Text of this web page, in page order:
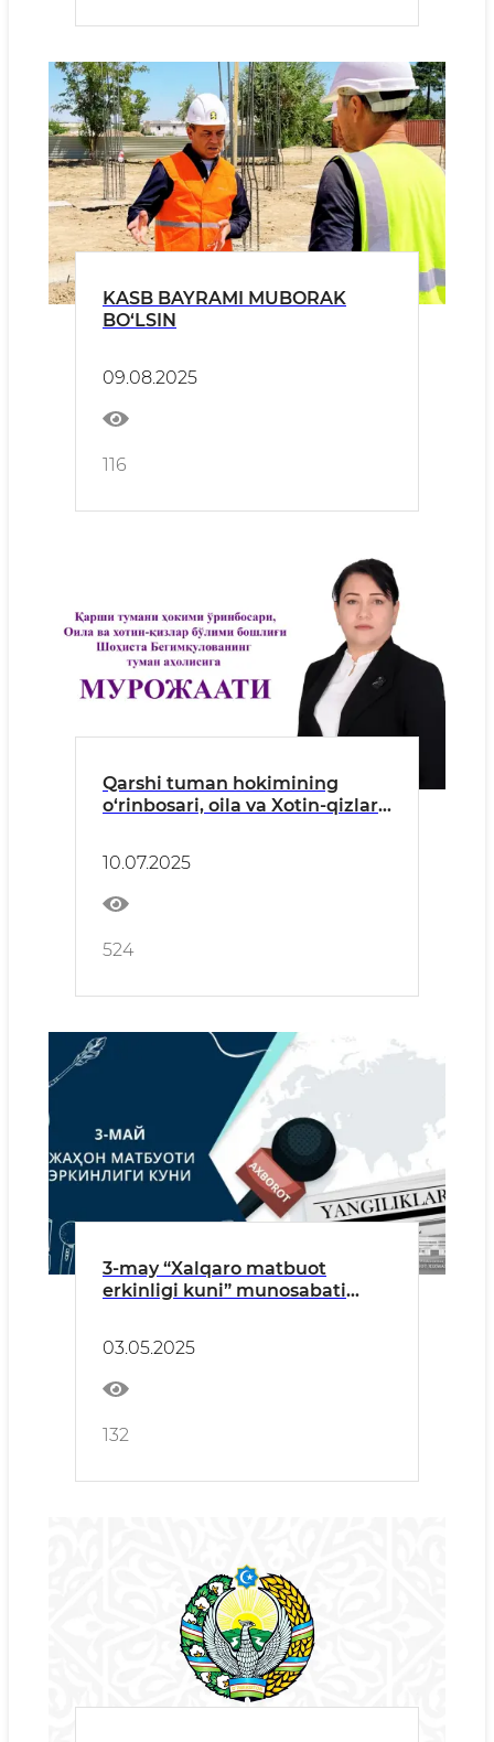
KASB BAYRAMI MUBORAK
BO‘LSIN
09.08.2025
116
Qarshi tuman hokimining
o‘rinbosari, oila va Xotin-qizlar
tumani aholisiga
murojaatnomasi!
10.07.2025
524
3-may “Xalqaro matbuot
erkinligi kuni” munosabati
03.05.2025
132